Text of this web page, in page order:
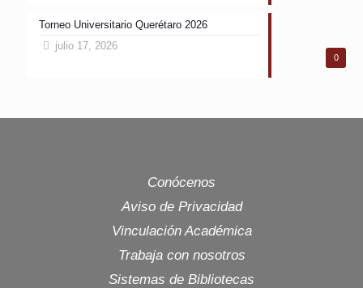
0
Torneo Universitario Querétaro 2026
julio 17, 2026
Conócenos
Aviso de Privacidad
Vinculación Académica
Trabaja con nosotros
Sistemas de Bibliotecas